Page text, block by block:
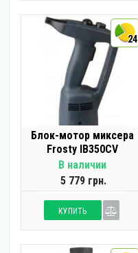
24
Блок-мотор миксера
Frosty IB350CV
В наличии
5 779 грн.
КУПИТЬ